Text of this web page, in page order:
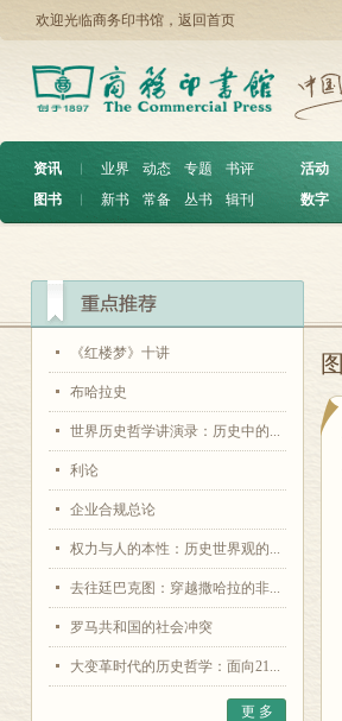
欢迎光临商务印书馆， 返回首页
资讯 ︱ 业界 动态 专题
书评
图书
︱ 新书 常备 丛书 辑刊
活动
数字
《红楼梦》十讲
布哈拉史
世界历史哲学讲演录：历史中的...
利论
企业合规总论
权力与人的本性：历史世界观的...
去往廷巴克图：穿越撒哈拉的非...
罗马共和国的社会冲突
大变革时代的历史哲学：面向21...
更 多